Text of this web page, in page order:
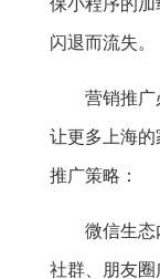
保小程序的
闪退而流失。
营销推广
让更多上海
推广策略：
微信生态
社群、朋友